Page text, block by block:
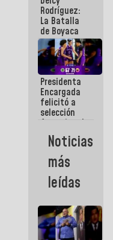
Rodríguez:
La Batalla
de Boyaca
representa
un capítulo
decisivo en
la gesta
emancipadora
de nuestra
América
Presidenta
Encargada
felicitó a
selección
femenina de
baloncesto
por su
clasificación
a la
AmeriCup
2027
Noticias
más
leídas